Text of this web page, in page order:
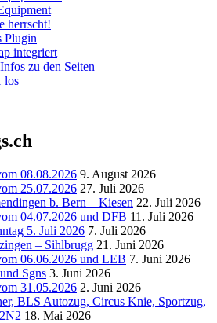
herrscht!
Plugin
integriert
zu den Seiten
los
08.08.2026 9. August 2026
25.07.2026 27. Juli 2026
b. Bern – Kiesen 22. Juli 2026
04.07.2026 und DFB 11. Juli 2026
5. Juli 2026 7. Juli 2026
– Sihlbrugg 21. Juni 2026
06.06.2026 und LEB 7. Juni 2026
Sgns 3. Juni 2026
31.05.2026 2. Juni 2026
BLS Autozug, Circus Knie, Sportzug,
18. Mai 2026